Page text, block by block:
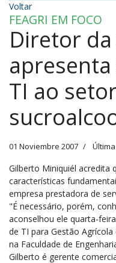
Voltar
FEAGRI EM FOCO
Diretor
TI ao
01 Noviembre 2007
Gilberto Miniquiél acredita
características
empresa prestadora de
"É necessário, porém,
aconselhou ele quarta-
de TI para Gestão
na Faculdade de
Gilberto é gerente